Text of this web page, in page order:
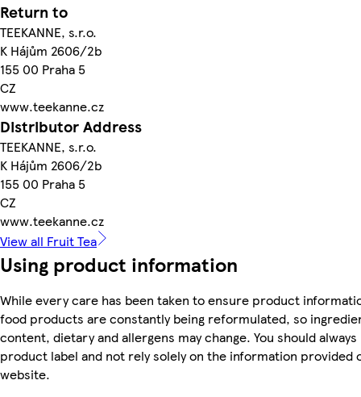
Return to
TEEKANNE, s.r.o.
K Hájům 2606/2b
155 00 Praha 5
CZ
www.teekanne.cz
Distributor Address
TEEKANNE, s.r.o.
K Hájům 2606/2b
155 00 Praha 5
CZ
www.teekanne.cz
View all Fruit Tea
Using product information
While every care has been taken to ensure product
food products are constantly being reformulated, so
content, dietary and allergens may change. You should
product label and not rely solely on the information provided
website.